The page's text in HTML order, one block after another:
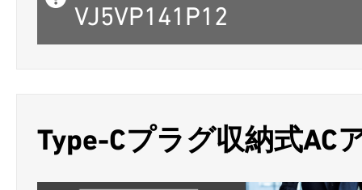
VJ5VP141P12
Type-Cプラグ収納式AC